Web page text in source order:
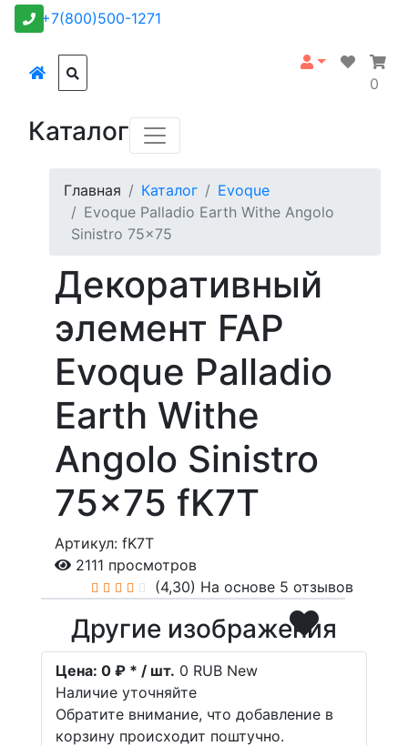
+7(800)500-1271
0
Каталог
Главная Каталог
Evoque
Evoque Palladio Earth Withe Angolo
Sinistro 75x75
Декоративный
элемент FAP
Evoque Palladio
Earth Withe
Angolo Sinistro
75x75 fK7T
Артикул: fK7T
2111 просмотров
(4,30) На основе 5 отзывов
Другие изображения
Цена: 0 ₽ * / шт. 0 RUB New
Наличие уточняйте
Обратите внимание, что добавление в
корзину происходит поштучно.